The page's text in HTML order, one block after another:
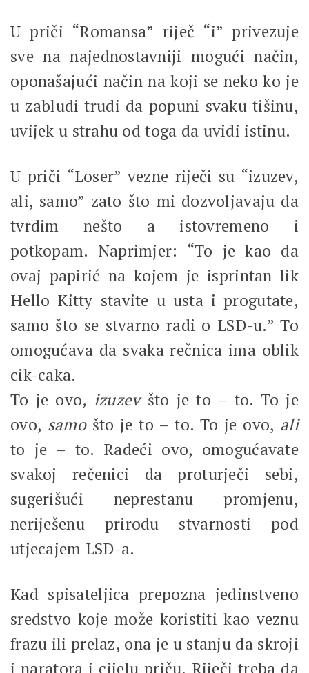
U priči “Romansa” riječ “i” privezuje
sve na najednostavniji mogući način,
oponašajući način na koji se neko ko je
u zabludi trudi da popuni svaku tišinu,
uvijek u strahu od toga da uvidi istinu.
U priči “Loser” vezne riječi su “izuzev,
ali, samo” zato što mi dozvoljavaju da
tvrdim nešto a istovremeno i
potkopam. Naprimjer: “To je kao da
ovaj papirić na kojem je isprintan lik
Hello Kitty stavite u usta i progutate,
samo što se stvarno radi o LSD-u.” To
omogućava da svaka rečnica ima oblik
cik-caka.
To je ovo, izuzevšto je to – to. To je
ovo, samošto je to – to. To je ovo, ali
to je – to. Radeći ovo, omogućavate
svakoj rečenici da proturječi sebi,
sugerišući neprestanu promjenu,
neriješenu prirodu stvarnosti pod
utjecajem LSD-a.
Kad spisateljica prepozna jedinstveno
sredstvo koje može koristiti kao veznu
frazu ili prelaz, ona je u stanju da skroji
i naratora i cijelu priču. Riječi treba da